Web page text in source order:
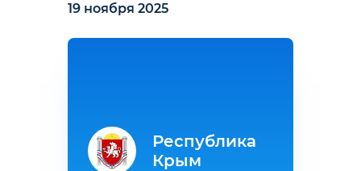
19 ноября 2025
Республика
Крым